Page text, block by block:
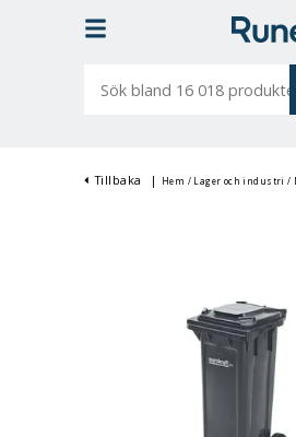
bland
Tillbaka | Hem / Lager och industri /